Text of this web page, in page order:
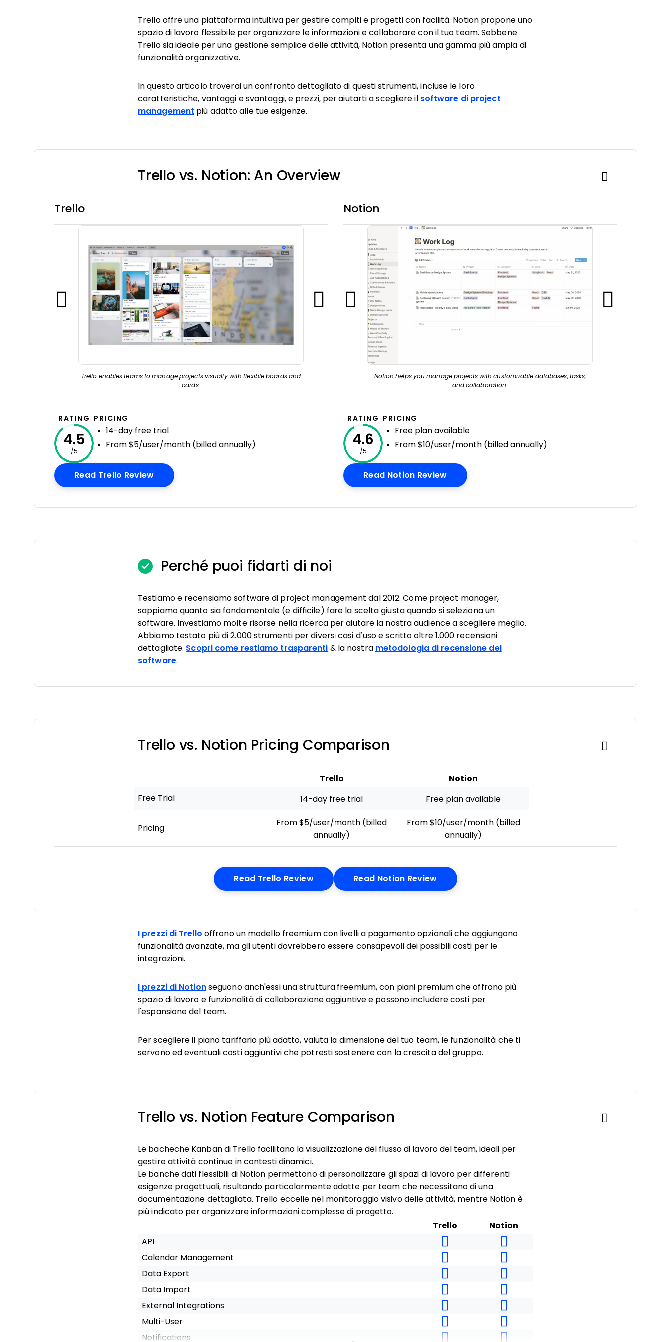
Trello offre una piattaforma intuitiva per gestire compiti e progetti con facilità. Notion propone uno
spazio di lavoro flessibile per organizzare le informazioni e collaborare con il tuo team. Sebbene
Trello sia ideale per una gestione semplice delle attività, Notion presenta una gamma più ampia di
funzionalità organizzative.
In questo articolo troverai un confronto dettagliato di questi strumenti, incluse le loro
caratteristiche, vantaggi e svantaggi, e prezzi, per aiutarti a scegliere il software di project
management più adatto alle tue esigenze.
Trello vs. Notion: An Overview
Trello
Trello enables teams to manage projects visually with flexible boards and
cards.
RATING
4.5
/5
PRICING
14-day free trial
From $5/user/month (billed annually)
Read Trello ReviewOpens New Window
Notion
Notion helps you manage projects with customizable databases, tasks,
and collaboration.
RATING
4.6
/5
PRICING
Free plan available
From $10/user/month (billed annually)
Read Notion ReviewOpens New Window
Perché puoi fidarti di noi
Testiamo e recensiamo software di project management dal 2012. Come project manager,
sappiamo quanto sia fondamentale (e difficile) fare la scelta giusta quando si seleziona un
software. Investiamo molte risorse nella ricerca per aiutare la nostra audience a scegliere meglio.
Abbiamo testato più di 2.000 strumenti per diversi casi d’uso e scritto oltre 1.000 recensioni
dettagliate. Scopri come restiamo trasparenti & la nostra metodologia di recensione del
software.
Trello vs. Notion Pricing Comparison
Trello Notion
Free Trial 14-day free trial Free plan available
Pricing
From $5/user/month (billed
annually)
From $10/user/month (billed
annually)
Read Trello ReviewOpens New Window
Read Notion ReviewOpens New Window
I prezzi di Trello offrono un modello freemium con livelli a pagamento opzionali che aggiungono
funzionalità avanzate, ma gli utenti dovrebbero essere consapevoli dei possibili costi per le
integrazioni.
I prezzi di Notionseguono anch'essi una struttura freemium, con piani premium che offrono più
spazio di lavoro e funzionalità di collaborazione aggiuntive e possono includere costi per
l'espansione del team.
Per scegliere il piano tariffario più adatto, valuta la dimensione del tuo team, le funzionalità che ti
servono ed eventuali costi aggiuntivi che potresti sostenere con la crescita del gruppo.
Trello vs. Notion Feature Comparison
Le bacheche Kanban di Trello facilitano la visualizzazione del flusso di lavoro del team, ideali per
gestire attività continue in contesti dinamici.
Le banche dati flessibili di Notion permettono di personalizzare gli spazi di lavoro per differenti
esigenze progettuali, risultando particolarmente adatte per team che necessitano di una
documentazione dettagliata. Trello eccelle nel monitoraggio visivo delle attività, mentre Notion è
più indicato per organizzare informazioni complesse di progetto.
Trello
Notion
API
Calendar Management
Data Export
Data Import
External Integrations
Multi-User
Notifications